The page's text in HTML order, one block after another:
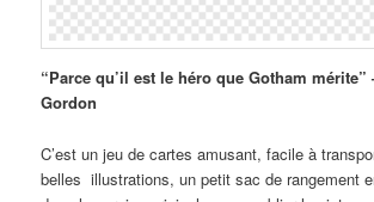
“Parce qu’il est le héro que Gotham
Gordon
C’est un jeu de cartes amusant, facile à
belles illustrations, un petit sac de rangement